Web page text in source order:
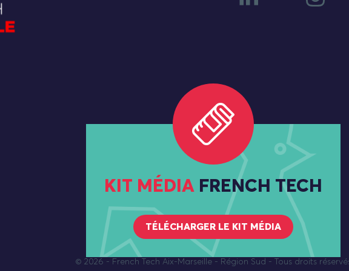
KIT MÉDIA FRENCH TECH
TÉLÉCHARGER LE KIT MÉDIA
© 2026 - French Tech Aix-Marseille - Région Sud - Tous droits